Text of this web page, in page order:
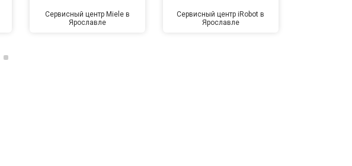
Сервисный центр Miele в
Ярославле
Сервисный центр iRobot в
Ярославле